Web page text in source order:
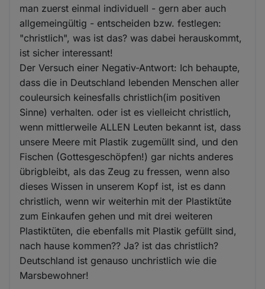
man zuerst einmal individuell - gern aber auch
allgemeingültig - entscheiden bzw. festlegen:
"christlich", was ist das? was dabei herauskommt,
ist sicher interessant!
Der Versuch einer Negativ-Antwort: Ich behaupte,
dass die in Deutschland lebenden Menschen aller
couleursich keinesfalls christlich(im positiven
Sinne) verhalten. oder ist es vielleicht christlich,
wenn mittlerweile ALLEN Leuten bekannt ist, dass
unsere Meere mit Plastik zugemüllt sind, und den
Fischen (Gottesgeschöpfen!) gar nichts anderes
übrigbleibt, als das Zeug zu fressen, wenn also
dieses Wissen in unserem Kopf ist, ist es dann
christlich, wenn wir weiterhin mit der Plastiktüte
zum Einkaufen gehen und mit drei weiteren
Plastiktüten, die ebenfalls mit Plastik gefüllt sind,
nach hause kommen?? Ja? ist das christlich?
Deutschland ist genauso unchristlich wie die
Marsbewohner!